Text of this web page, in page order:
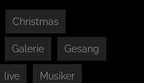
Christmas
Galerie Gesang
live Musiker